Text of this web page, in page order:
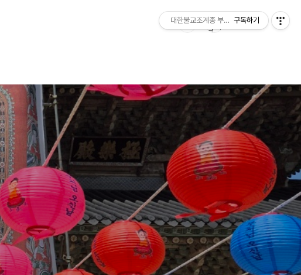
대한불교조계종 부여 무량사
구독하기